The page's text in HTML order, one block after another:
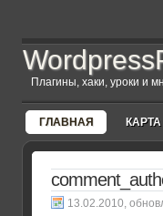
Плагины, хаки, уроки и
ГЛАВНАЯ
,